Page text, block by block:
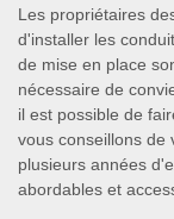
Les propriétaires
d'installer les
de mise en place
nécessaire de
il est possible de
vous conseillons de
plusieurs années
abordables et